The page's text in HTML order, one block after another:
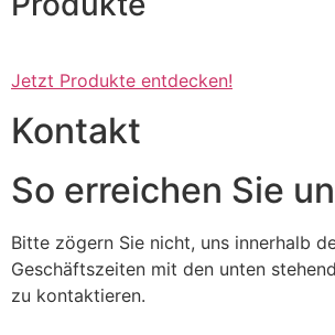
Jetzt Produkte entdecken!
Kontakt
So erreichen Sie
Bitte zögern Sie nicht, uns innerhalb
Geschäftszeiten mit den unten
zu kontaktieren.